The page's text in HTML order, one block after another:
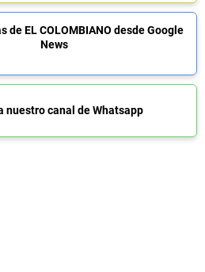
de EL COLOMBIANO desde Google
News
nuestro canal de Whatsapp